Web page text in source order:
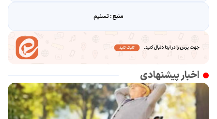
منبع : تسنیم
اخبار پیشنهادی